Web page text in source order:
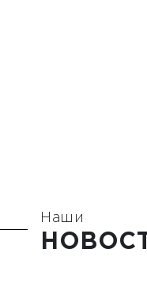
Наши